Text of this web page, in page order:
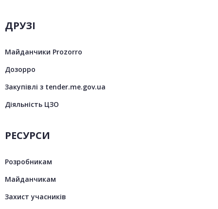
ДРУЗІ
Майданчики Prozorro
Дозорро
Закупівлі з tender.me.gov.ua
Діяльність ЦЗО
РЕСУРСИ
Розробникам
Майданчикам
Захист учасників